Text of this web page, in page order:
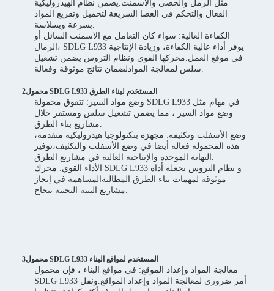
مثل الرمل والحصى والاسمنت.يضمن نظام الهيدروليكية
الفعال والتحكم في العصا السريعة لتحميل وتفريغ المواد
بسرعة وبسلاسة.
الكفاءة العالية: سواء كان التعامل مع الاسمنت السائل أو
الرمال، SDLG L933 يوفر أداء عالية الكفاءة، وزيادة الإنتاجية
في موقع العمل.محركها القوي ونظام التروس يضمن تشغيل
سلس لمعالجة الموادلضمان نتائج موثوقة وفعالة.
2محمول SDLG L933 المستخدم لبناء الطرق
وضع مواد السير: تتفوق محمولة SDLG L933 في مهام مثل
وضع مواد السير ، مما يضمن تشغيل سلس ومستقر خلال
مشاريع بناء الطرق.
وضع الأسفلت وتكثيفه: مجهزة بتكنولوجيا هيدروليكية متقدمة،
هذه المحمولة فعالة أيضا في وضع الأسفلت والتكثيف،توفير
النهاية الموحدة والإنتاجية العالية في مشاريع الطرق.
الأداء القوي: محرك SDLG L933 و نظام التروس يجعله أداة
موثوقة لمهمات بناء الطرق المطالبةالمساهمة في إنجاز
مشاريع البنية التحتية بنجاح.
3محمول SDLG L933 المستخدم لمواقع البناء
معالجة المواد وإعداد الموقع: في مواقع البناء ، فإن محمول
SDLG L933 أمر ضروري لمعالجة المواد وإعداد المواقع.ونقل